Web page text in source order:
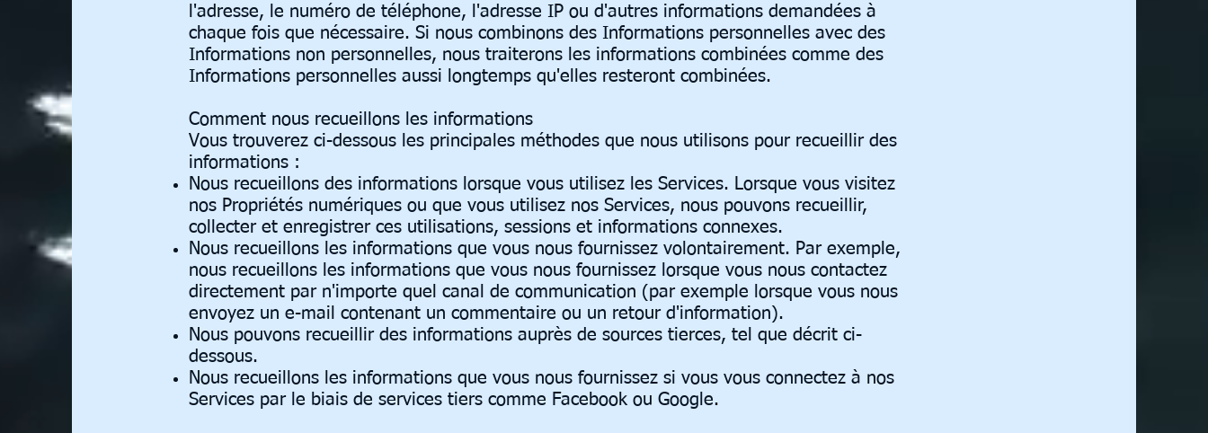
l'adresse, le numéro de téléphone, l'adresse IP ou d'autres informations demandées à
chaque fois que nécessaire. Si nous combinons des Informations personnelles avec des
Informations non personnelles, nous traiterons les informations combinées comme des
Informations personnelles aussi longtemps qu'elles resteront combinées.
Comment nous recueillons les informations
Vous trouverez ci-dessous les principales méthodes que nous utilisons pour recueillir des
informations :
Nous recueillons des informations lorsque vous utilisez les Services. Lorsque vous visitez
nos Propriétés numériques ou que vous utilisez nos Services, nous pouvons recueillir,
collecter et enregistrer ces utilisations, sessions et informations connexes.
Nous recueillons les informations que vous nous fournissez volontairement. Par exemple,
nous recueillons les informations que vous nous fournissez lorsque vous nous contactez
directement par n'importe quel canal de communication (par exemple lorsque vous nous
envoyez un e-mail contenant un commentaire ou un retour d'information).
Nous pouvons recueillir des informations auprès de sources tierces, tel que décrit ci-
dessous.
Nous recueillons les informations que vous nous fournissez si vous vous connectez à nos
Services par le biais de services tiers comme Facebook ou Google.